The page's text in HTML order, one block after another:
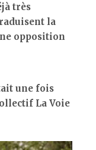
très
la
opposition
une fois
La Voie